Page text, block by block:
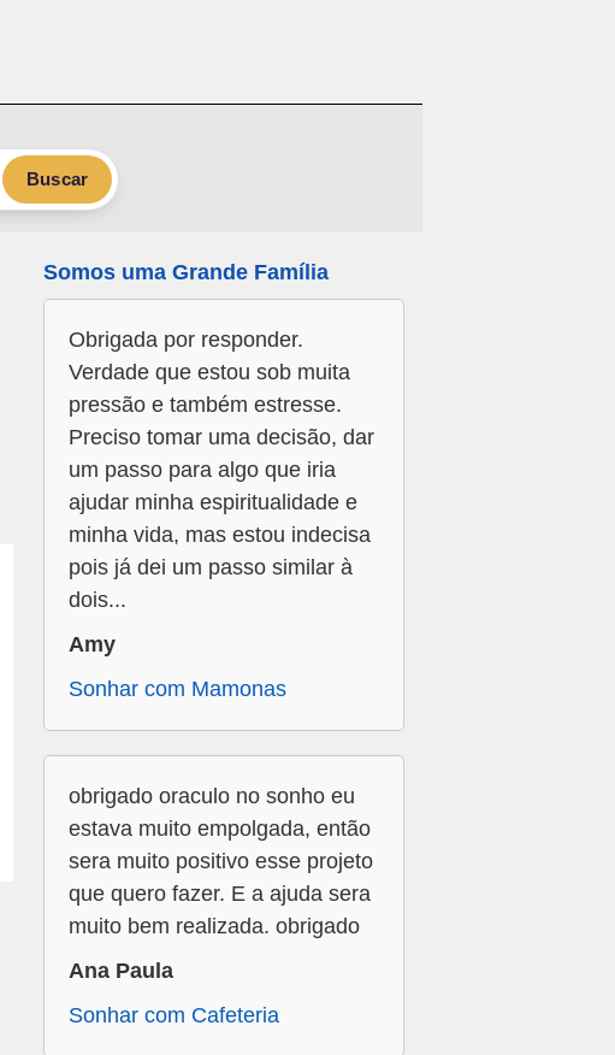
Buscar
Somos uma Grande Família
Obrigada por responder.
Verdade que estou sob muita
pressão e também estresse.
Preciso tomar uma decisão, dar
um passo para algo que iria
ajudar minha espiritualidade e
minha vida, mas estou indecisa
pois já dei um passo similar à
dois...
Amy
Sonhar com Mamonas
obrigado oraculo no sonho eu
estava muito empolgada, então
sera muito positivo esse projeto
que quero fazer. E a ajuda sera
muito bem realizada. obrigado
Ana Paula
Sonhar com Cafeteria